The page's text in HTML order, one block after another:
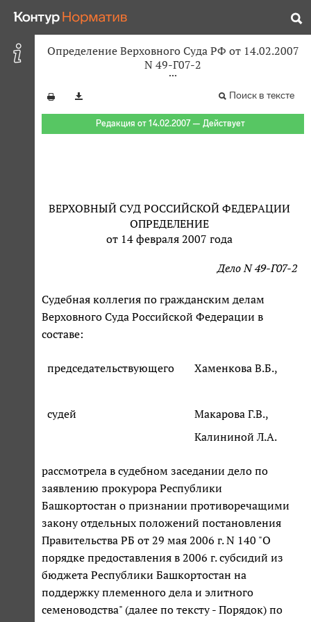
Определение Верховного Суда РФ от 14.02.2007
N 49-Г07-2
Поиск в тексте
Редакция от 14.02.2007 — Действует
ВЕРХОВНЫЙ СУД РОССИЙСКОЙ ФЕДЕРАЦИИ
ОПРЕДЕЛЕНИЕ
от 14 февраля 2007 года
Дело N 49-Г07-2
Судебная коллегия по гражданским делам
Верховного Суда Российской Федерации в
составе:
председательствующего Хаменкова В.Б.,
судей
Макарова Г.В.,
Калининой Л.А.
рассмотрела в судебном заседании дело по
заявлению прокурора Республики
Башкортостан о признании противоречащими
закону отдельных положений постановления
Правительства РБ от 29 мая 2006 г. N 140 "О
порядке предоставления в 2006 г. субсидий из
бюджета Республики Башкортостан на
поддержку племенного дела и элитного
семеноводства" (далее по тексту - Порядок) по